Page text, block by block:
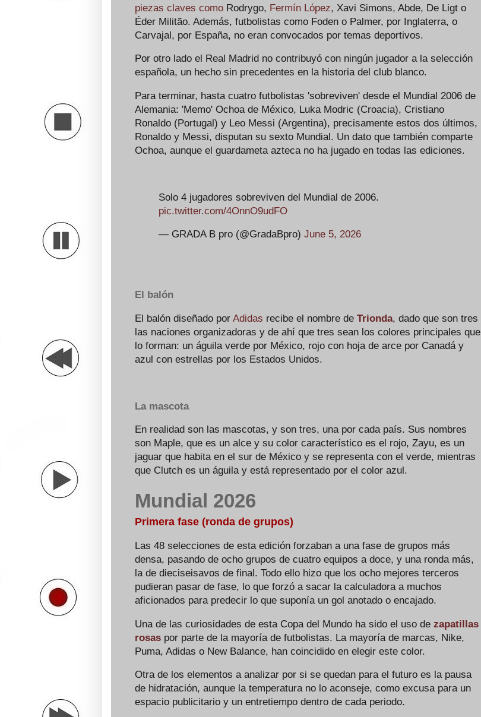
piezas claves como Rodrygo, Fermín López, Xavi Simons, Abde, De Ligt o
Éder Militão. Además, futbolistas como Foden o Palmer, por Inglaterra, o
Carvajal, por España, no eran convocados por temas deportivos.
Por otro lado el Real Madrid no contribuyó con ningún jugador a la selección
española, un hecho sin precedentes en la historia del club blanco.
Para terminar, hasta cuatro futbolistas 'sobreviven' desde el Mundial 2006 de
Alemania: 'Memo' Ochoa de México, Luka Modric (Croacia), Cristiano
Ronaldo (Portugal) y Leo Messi (Argentina), precisamente estos dos últimos,
Ronaldo y Messi, disputan su sexto Mundial. Un dato que también comparte
Ochoa, aunque el guardameta azteca no ha jugado en todas las ediciones.
Solo 4 jugadores sobreviven del Mundial de 2006.
pic.twitter.com/4OnnO9udFO
— GRADA B pro (@GradaBpro) June 5, 2026
El balón
El balón diseñado por Adidas recibe el nombre de Trionda, dado que son tres
las naciones organizadoras y de ahí que tres sean los colores principales que
lo forman: un águila verde por México, rojo con hoja de arce por Canadá y
azul con estrellas por los Estados Unidos.
La mascota
En realidad son las mascotas, y son tres, una por cada país. Sus nombres
son Maple, que es un alce y su color característico es el rojo, Zayu, es un
jaguar que habita en el sur de México y se representa con el verde, mientras
que Clutch es un águila y está representado por el color azul.
Mundial 2026
Primera fase (ronda de grupos)
Las 48 selecciones de esta edición forzaban a una fase de grupos más
densa, pasando de ocho grupos de cuatro equipos a doce, y una ronda más,
la de dieciseisavos de final. Todo ello hizo que los ocho mejores terceros
pudieran pasar de fase, lo que forzó a sacar la calculadora a muchos
aficionados para predecir lo que suponía un gol anotado o encajado.
Una de las curiosidades de esta Copa del Mundo ha sido el uso de zapatillas
rosas por parte de la mayoría de futbolistas. La mayoría de marcas, Nike,
Puma, Adidas o New Balance, han coincidido en elegir este color.
Otra de los elementos a analizar por si se quedan para el futuro es la pausa
de hidratación, aunque la temperatura no lo aconseje, como excusa para un
espacio publicitario y un entretiempo dentro de cada periodo.